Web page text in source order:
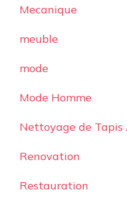
Mecanique
meuble
mode
Mode Homme
Nettoyage de Tapis
Renovation
Restauration